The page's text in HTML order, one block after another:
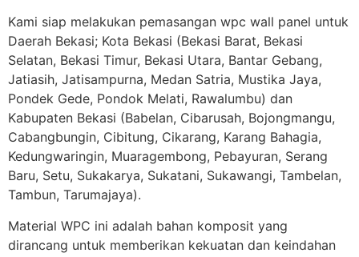
Kami siap melakukan pemasangan wpc wall panel untuk
Daerah Bekasi; Kota Bekasi (Bekasi Barat, Bekasi
Selatan, Bekasi Timur, Bekasi Utara, Bantar Gebang,
Jatiasih, Jatisampurna, Medan Satria, Mustika Jaya,
Pondek Gede, Pondok Melati, Rawalumbu) dan
Kabupaten Bekasi (Babelan, Cibarusah, Bojongmangu,
Cabangbungin, Cibitung, Cikarang, Karang Bahagia,
Kedungwaringin, Muaragembong, Pebayuran, Serang
Baru, Setu, Sukakarya, Sukatani, Sukawangi, Tambelan,
Tambun, Tarumajaya).
Material WPC ini adalah bahan komposit yang
dirancang untuk memberikan kekuatan dan keindahan